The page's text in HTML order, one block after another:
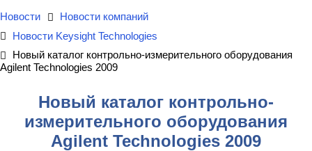
Новости
Новости компаний
Новости Keysight Technologies
Новый каталог контрольно-измерительного оборудования
Agilent Technologies 2009
Новый каталог контрольно-
измерительного оборудования
Agilent Technologies 2009